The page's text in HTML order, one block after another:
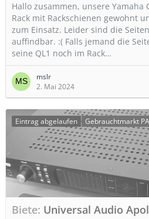
Hallo zusammen, unsere Yamaha
Rack mit Rackschienen gewohnt
zum Einsatz. Leider sind die
auffindbar. :( Falls jemand die
seine QL1 noch im Rack…
mslr
2. Mai 2024
Eintrag abgelaufen Gebrauchtmarkt PA
Biete Universal Audio